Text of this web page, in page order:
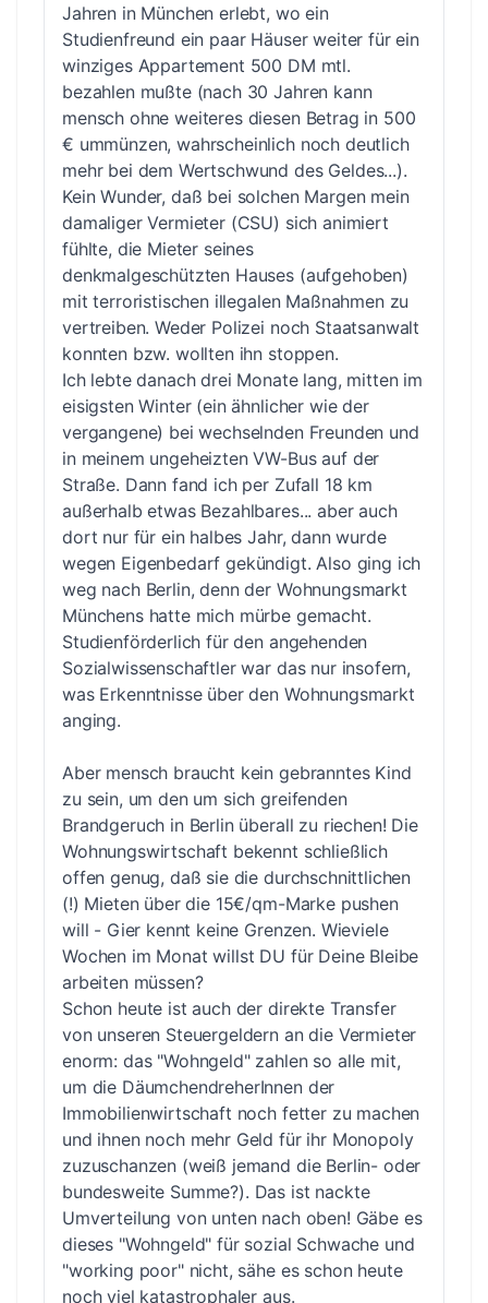
Jahren in München erlebt, wo ein
Studienfreund ein paar Häuser weiter für ein
winziges Appartement 500 DM mtl.
bezahlen mußte (nach 30 Jahren kann
mensch ohne weiteres diesen Betrag in 500
€ ummünzen, wahrscheinlich noch deutlich
mehr bei dem Wertschwund des Geldes...).
Kein Wunder, daß bei solchen Margen mein
damaliger Vermieter (CSU) sich animiert
fühlte, die Mieter seines
denkmalgeschützten Hauses (aufgehoben)
mit terroristischen illegalen Maßnahmen zu
vertreiben. Weder Polizei noch Staatsanwalt
konnten bzw. wollten ihn stoppen.
Ich lebte danach drei Monate lang, mitten im
eisigsten Winter (ein ähnlicher wie der
vergangene) bei wechselnden Freunden und
in meinem ungeheizten VW-Bus auf der
Straße. Dann fand ich per Zufall 18 km
außerhalb etwas Bezahlbares... aber auch
dort nur für ein halbes Jahr, dann wurde
wegen Eigenbedarf gekündigt. Also ging ich
weg nach Berlin, denn der Wohnungsmarkt
Münchens hatte mich mürbe gemacht.
Studienförderlich für den angehenden
Sozialwissenschaftler war das nur insofern,
was Erkenntnisse über den Wohnungsmarkt
anging.
Aber mensch braucht kein gebranntes Kind
zu sein, um den um sich greifenden
Brandgeruch in Berlin überall zu riechen! Die
Wohnungswirtschaft bekennt schließlich
offen genug, daß sie die durchschnittlichen
(!) Mieten über die 15€/qm-Marke pushen
will - Gier kennt keine Grenzen. Wieviele
Wochen im Monat willst DU für Deine Bleibe
arbeiten müssen?
Schon heute ist auch der direkte Transfer
von unseren Steuergeldern an die Vermieter
enorm: das "Wohngeld" zahlen so alle mit,
um die DäumchendreherInnen der
Immobilienwirtschaft noch fetter zu machen
und ihnen noch mehr Geld für ihr Monopoly
zuzuschanzen (weiß jemand die Berlin- oder
bundesweite Summe?). Das ist nackte
Umverteilung von unten nach oben! Gäbe es
dieses "Wohngeld" für sozial Schwache und
"working poor" nicht, sähe es schon heute
noch viel katastrophaler aus.